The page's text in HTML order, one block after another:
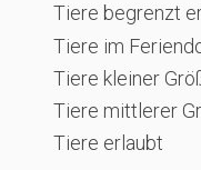
Tiere begrenzt
Tiere im
Tiere kleiner
Tiere mittlerer
Tiere erlaubt